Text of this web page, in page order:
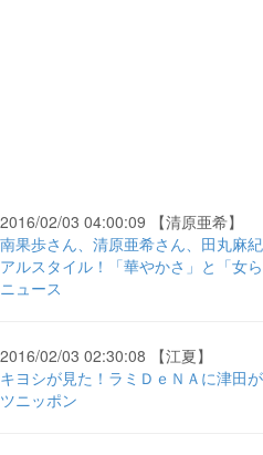
2016/02/03 04:00:09 【清原亜希】
南果歩さん、清原亜希さん、田丸麻
アルスタイル！「華やかさ」と「女
ニュース
2016/02/03 02:30:08 【江夏】
キヨシが見た！ラミＤｅＮＡに津田
ツニッポン